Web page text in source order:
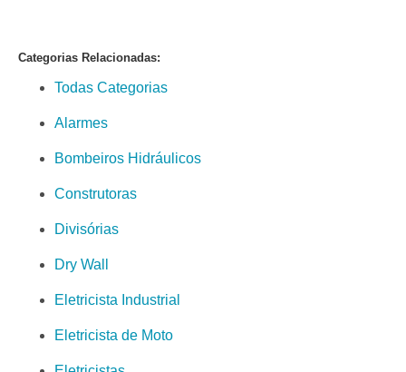
Categorias Relacionadas:
Todas Categorias
Alarmes
Bombeiros Hidráulicos
Construtoras
Divisórias
Dry Wall
Eletricista Industrial
Eletricista de Moto